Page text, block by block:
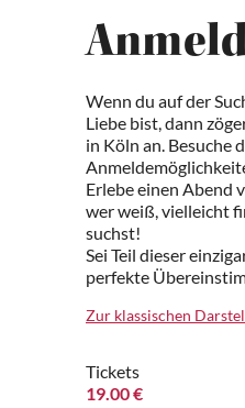
Wenn du auf der
Liebe bist, dann
in Köln an. Besuche
Erlebe einen Abend
wer weiß, vielleicht
suchst!
Sei Teil dieser
perfekte
Zur klassischen
Tickets
19.00 €